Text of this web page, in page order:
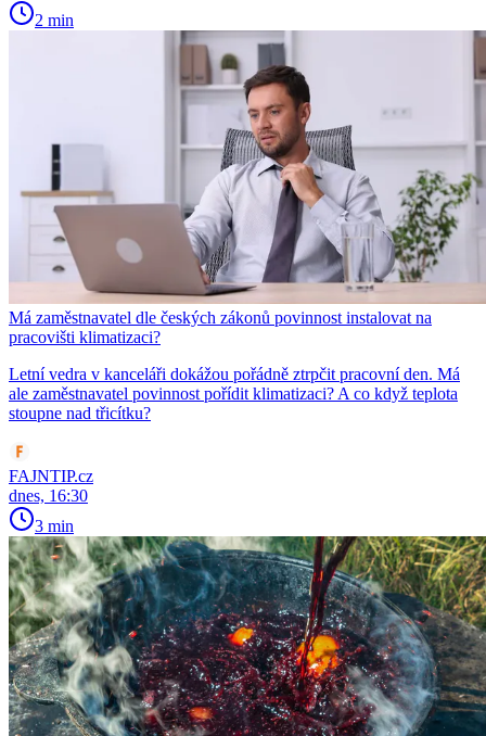
2 min
Má zaměstnavatel dle českých zákonů povinnost instalovat na
pracovišti klimatizaci?
Letní vedra v kanceláři dokážou pořádně ztrpčit pracovní den. Má
ale zaměstnavatel povinnost pořídit klimatizaci? A co když teplota
stoupne nad třicítku?
FAJNTIP.cz
dnes, 16:30
3 min